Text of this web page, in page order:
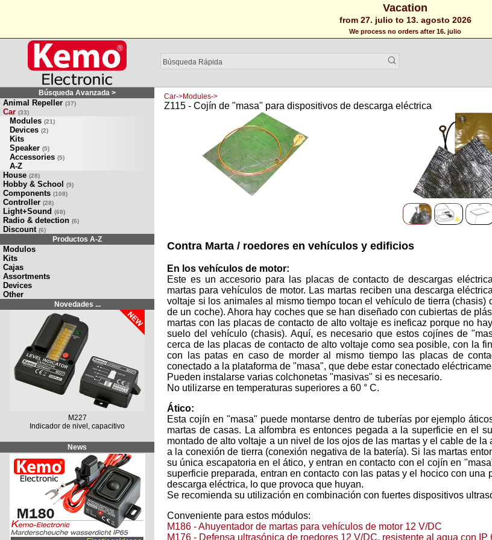
Vacation
from 27. julio to 13. agosto 2026
We process no orders after 16. julio
Búsqueda Avanzada >
Animal Repeller (37)
Car (33)
Modules (21)
Devices (2)
Kits
Speaker (5)
Accessories (5)
A-Z
House (28)
Hobby & School (9)
Components (108)
Controller (28)
Light+Sound (68)
Radio & detection (6)
Discount (6)
Productos A-Z
Modulos
Kits
Cajas
Assortments
Devices
Other
Novedades ...
M227
Indicador de nivel, capacitivo
News
Car->Modules->
Z115 - Cojín de "masa" para dispositivos de descarga eléctrica
Contra Marta / roedores en vehículos y edificios
En los vehículos de motor:
Este es un accesorio para las placas de contacto de descargas
martas para vehículos de motor. Las martas reciben una descarga
voltaje si los animales al mismo tiempo tocan el vehículo de tierra (chasis)
de un coche). Ahora hay coches que se han diseñado con cubiertas de
martas con las placas de contacto de alto voltaje es ineficaz porque no
suelo del vehículo (chasis). Aquí, es necesario que estos cojínes de
cerca de las placas de contacto de alto voltaje como sea posible, con la
con las patas en caso de morder al mismo tiempo las placas de
conectado a la plataforma de "masa", que debe estar conectado
Pueden instalarse varias colchonetas "masivas" si es necesario.
No utilizarse en temperaturas superiores a 60 ° C.
Ático:
Esta cojín en "masa" puede montarse dentro de tuberías por ejemplo
martas de casas. La alfombra es entonces pegada a la superficie en el
montado de alto voltaje a un nivel de los ojos de las martas y el cable de
a la conexión de tierra (conexión negativa de la batería). Si las martas
su única escapatoria en el ático, y entran en contacto con el cojín en
superficie preparada, entran en contacto con las patas y el hocico con una
descarga eléctrica, lo que provoca que huyan.
Se recomienda su utilización en combinación con fuertes dispositivos
Conveniente para estos módulos:
M186 - Ahuyentador de martas para vehículos de motor 12 V/DC
M176 - Defensa ultrasónica de roedores 12 V/DC, resistente al agua con IP